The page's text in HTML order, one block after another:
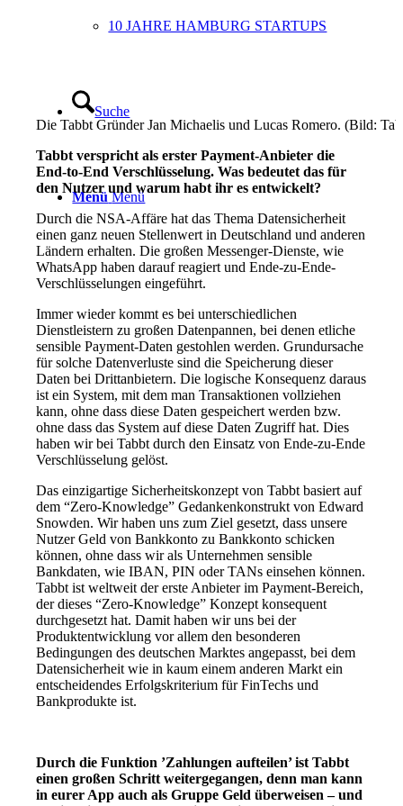
10 JAHRE HAMBURG STARTUPS
Suche
Menü Menü
Die Tabbt Gründer Jan Michaelis und Lucas Romero. (Bild:
Tabbt verspricht als erster Payment-Anbieter die
End-to-End Verschlüsselung. Was bedeutet das für
den Nutzer und warum habt ihr es entwickelt?
Durch die NSA-Affäre hat das Thema Datensicherheit
einen ganz neuen Stellenwert in Deutschland und anderen
Ländern erhalten. Die großen Messenger-Dienste, wie
WhatsApp haben darauf reagiert und Ende-zu-Ende-
Verschlüsselungen eingeführt.
Immer wieder kommt es bei unterschiedlichen
Dienstleistern zu großen Datenpannen, bei denen etliche
sensible Payment-Daten gestohlen werden. Grundursache
für solche Datenverluste sind die Speicherung dieser
Daten bei Drittanbietern. Die logische Konsequenz daraus
ist ein System, mit dem man Transaktionen vollziehen
kann, ohne dass diese Daten gespeichert werden bzw.
ohne dass das System auf diese Daten Zugriff hat. Dies
haben wir bei Tabbt durch den Einsatz von Ende-zu-Ende
Verschlüsselung gelöst.
Das einzigartige Sicherheitskonzept von Tabbt basiert auf
dem “Zero-Knowledge” Gedankenkonstrukt von Edward
Snowden. Wir haben uns zum Ziel gesetzt, dass unsere
Nutzer Geld von Bankkonto zu Bankkonto schicken
können, ohne dass wir als Unternehmen sensible
Bankdaten, wie IBAN, PIN oder TANs einsehen können.
Tabbt ist weltweit der erste Anbieter im Payment-Bereich,
der dieses “Zero-Knowledge” Konzept konsequent
durchgesetzt hat. Damit haben wir uns bei der
Produktentwicklung vor allem den besonderen
Bedingungen des deutschen Marktes angepasst, bei dem
Datensicherheit wie in kaum einem anderen Markt ein
entscheidendes Erfolgskriterium für FinTechs und
Bankprodukte ist.
Durch die Funktion ’Zahlungen aufteilen’ ist Tabbt
einen großen Schritt weitergegangen, denn man kann
in eurer App auch als Gruppe Geld überweisen – und